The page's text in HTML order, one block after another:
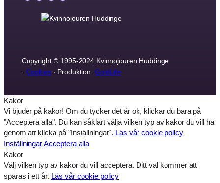
Copyright © 1995-2024 Kvinnojouren Huddinge
· Cookies· Produktion: GoldLife
Kakor
Vi bjuder på kakor! Om du tycker det är ok, klickar du bara på
"Acceptera alla". Du kan såklart välja vilken typ av kakor du vill ha
genom att klicka på "Inställningar". Läs vår cookie policy
InställningarAcceptera alla
Kakor
Välj vilken typ av kakor du vill acceptera. Ditt val kommer att
sparas i ett år. Läs vår cookie policy